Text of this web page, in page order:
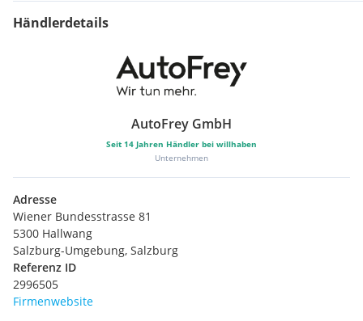
Händlerdetails
AutoFrey GmbH
Seit 14 Jahren Händler bei willhaben
Unternehmen
Adresse
Wiener Bundesstrasse 81
5300 Hallwang
Salzburg-Umgebung, Salzburg
Referenz ID
2996505
Firmenwebsite